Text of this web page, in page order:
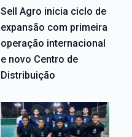
Sell Agro inicia ciclo de
expansão com primeira
operação internacional
e novo Centro de
Distribuição